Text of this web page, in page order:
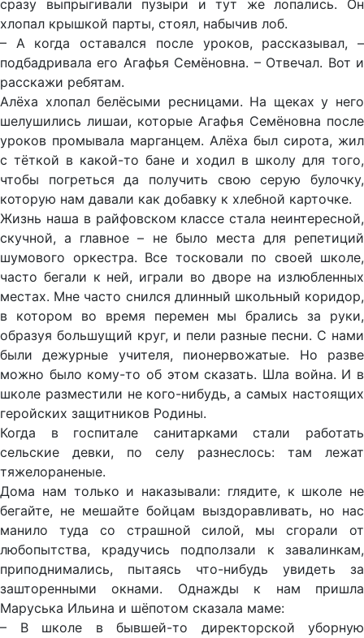
сразу выпрыгивали пузыри и тут же лопались. Он
хлопал крышкой парты, стоял, набычив лоб.
– А когда оставался после уроков, рассказывал, –
подбадривала его Агафья Семёновна. – Отвечал. Вот и
расскажи ребятам.
Алёха хлопал белёсыми ресницами. На щеках у него
шелушились лишаи, которые Агафья Семёновна после
уроков промывала марганцем. Алёха был сирота, жил
с тёткой в какой-то бане и ходил в школу для того,
чтобы погреться да получить свою серую булочку,
которую нам давали как добавку к хлебной карточке.
Жизнь наша в райфовском классе стала неинтересной,
скучной, а главное – не было места для репетиций
шумового оркестра. Все тосковали по своей школе,
часто бегали к ней, играли во дворе на излюбленных
местах. Мне часто снился длинный школьный коридор,
в котором во время перемен мы брались за руки,
образуя большущий круг, и пели разные песни. С нами
были дежурные учителя, пионервожатые. Но разве
можно было кому-то об этом сказать. Шла война. И в
школе разместили не кого-нибудь, а самых настоящих
геройских защитников Родины.
Когда в госпитале санитарками стали работать
сельские девки, по селу разнеслось: там лежат
тяжелораненые.
Дома нам только и наказывали: глядите, к школе не
бегайте, не мешайте бойцам выздоравливать, но нас
манило туда со страшной силой, мы сгорали от
любопытства, крадучись подползали к завалинкам,
приподнимались, пытаясь что-нибудь увидеть за
зашторенными окнами. Однажды к нам пришла
Маруська Ильина и шёпотом сказала маме:
– В школе в бывшей-то директорской уборную